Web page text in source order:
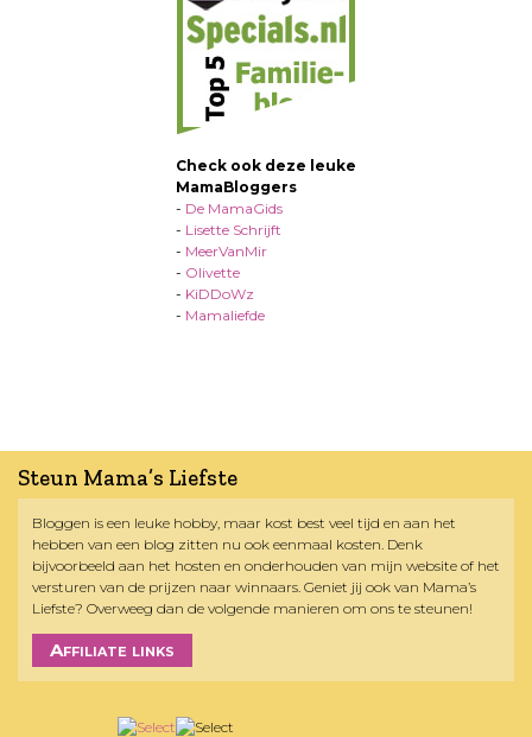
Check ook deze leuke
MamaBloggers
- De MamaGids
- Lisette Schrijft
- MeerVanMir
- Olivette
- KiDDoWz
- Mamaliefde
Steun Mama’s Liefste
Bloggen is een leuke hobby, maar kost best veel tijd en aan het
hebben van een blog zitten nu ook eenmaal kosten. Denk
bijvoorbeeld aan het hosten en onderhouden van mijn website of het
versturen van de prijzen naar winnaars. Geniet jij ook van Mama’s
Liefste? Overweeg dan de volgende manieren om ons te steunen!
Affiliate links